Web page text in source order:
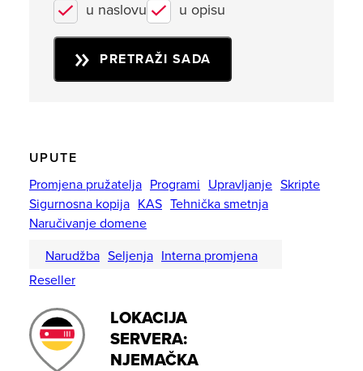
u naslovu u opisu
PRETRAŽI SADA
UPUTE
Promjena pružatelja Programi Upravljanje Skripte
Sigurnosna kopija KAS Tehnička smetnja
Naručivanje domene
Narudžba Seljenja Interna promjena
Reseller
LOKACIJA
SERVERA:
NJEMAČKA